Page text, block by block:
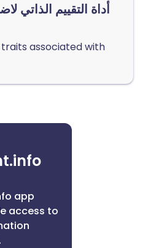
أداة التقييم
associated with
app
access to